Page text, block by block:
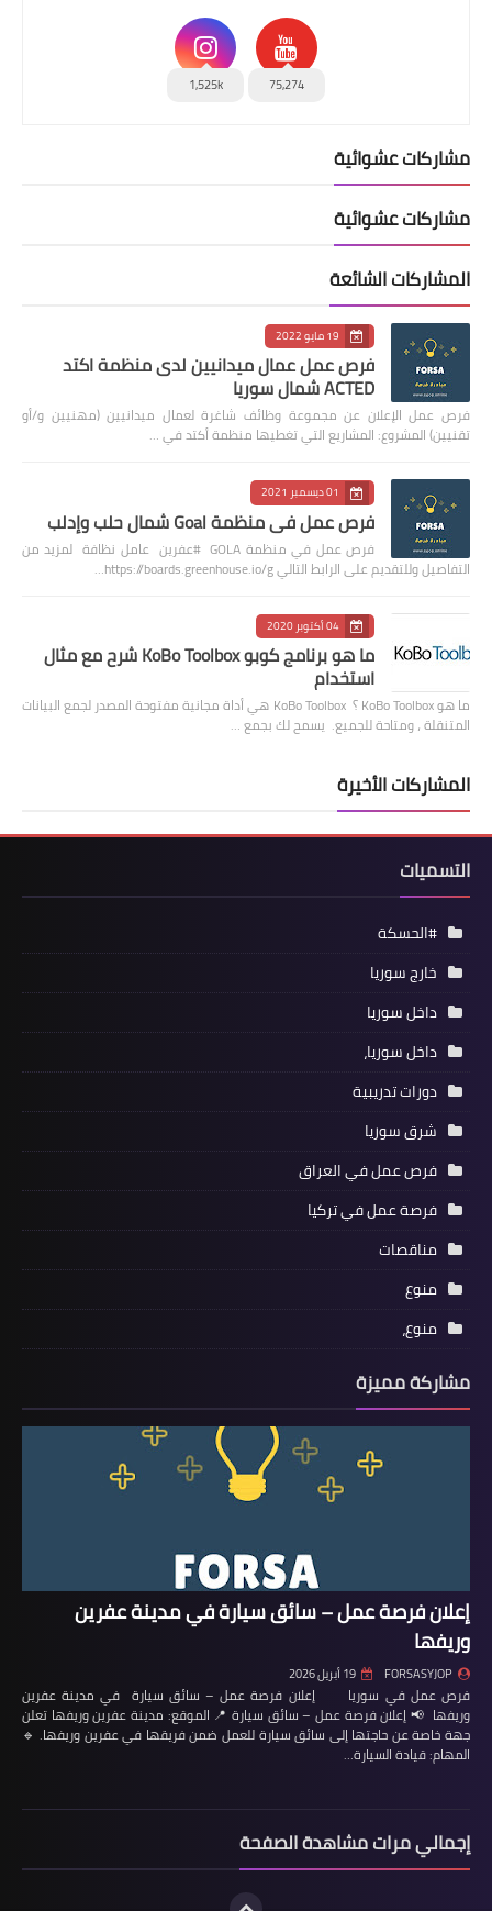
75,274
1,525k
مشاركات عشوائية
مشاركات عشوائية
المشاركات الشائعة
19 مايو 2022
فرص عمل عمال ميدانيين لدى منظمة اكتد
ACTED شمال سوريا
فرص عمل الإعلان عن مجموعة وظائف شاغرة لعمال ميدانيين (مهنيين و/أو
تقنيين) المشروع: المشاريع التي تغطيها منظمة أكتد في …
01 ديسمبر 2021
فرص عمل في منظمة Goal شمال حلب وإدلب
فرص عمل في منظمة GOLA #عفرين عامل نظافة لمزيد من
التفاصيل وللتقديم على الرابط التالي https://boards.greenhouse.io/g…
04 أكتوبر 2020
ما هو برنامج كوبو KoBo Toolbox شرح مع مثال
استخدام
ما هو KoBo Toolbox ؟ KoBo Toolbox هي أداة مجانية مفتوحة المصدر لجمع البيانات
المتنقلة ، ومتاحة للجميع. يسمح لك بجمع …
المشاركات الأخيرة
التسميات
#الحسكة
خارج سوريا
داخل سوريا
داخل سوريا،
دورات تدريبية
شرق سوريا
فرص عمل في العراق
فرصة عمل في تركيا
مناقصات
منوع
منوع،
مشاركة مميزة
إعلان فرصة عمل – سائق سيارة في مدينة عفرين
وريفها
FORSASYJOP 19 أبريل 2026
فرص عمل في سوريا إعلان فرصة عمل – سائق سيارة في مدينة عفرين
وريفها 📢 إعلان فرصة عمل – سائق سيارة 📍 الموقع: مدينة عفرين وريفها تعلن
جهة خاصة عن حاجتها إلى سائق سيارة للعمل ضمن فريقها في عفرين وريفها. 🔹
المهام: قيادة السيارة…
إجمالي مرات مشاهدة الصفحة